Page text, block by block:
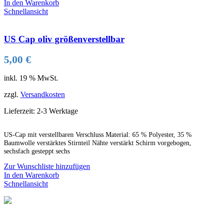
In den Warenkorb
Schnellansicht
US Cap oliv größenverstellbar
5,00 €
inkl. 19 % MwSt.
zzgl. Versandkosten
Lieferzeit: 2-3 Werktage
US-Cap mit verstellbaren Verschluss Material: 65 % Polyester, 35 %
Baumwolle verstärktes Stirnteil Nähte verstärkt Schirm vorgebogen,
sechsfach gesteppt sechs
Zur Wunschliste hinzufügen
In den Warenkorb
Schnellansicht